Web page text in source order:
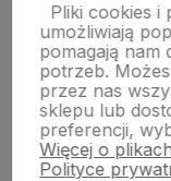
STRONY
POMOC DLA
Pliki cookies i
umożliwiają
pomagają nam
potrzeb.
przez nas
sklepu lub
preferencji,
Więcej o
Polityce